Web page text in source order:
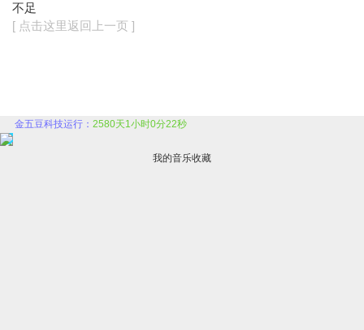
不足
[ 点击这里返回上一页 ]
金五豆科技运行： 2580天1小时0分23秒
我的音乐收藏